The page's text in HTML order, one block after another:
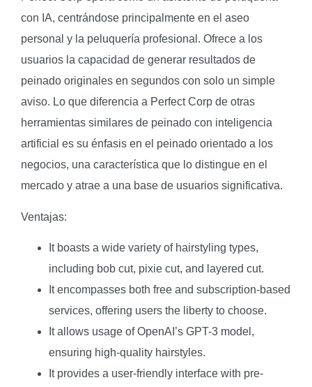
con IA, centrándose principalmente en el aseo
personal y la peluquería profesional. Ofrece a los
usuarios la capacidad de generar resultados de
peinado originales en segundos con solo un simple
aviso. Lo que diferencia a Perfect Corp de otras
herramientas similares de peinado con inteligencia
artificial es su énfasis en el peinado orientado a los
negocios, una característica que lo distingue en el
mercado y atrae a una base de usuarios significativa.
Ventajas:
It boasts a wide variety of hairstyling types,
including bob cut, pixie cut, and layered cut.
It encompasses both free and subscription-based
services, offering users the liberty to choose.
It allows usage of OpenAI’s GPT-3 model,
ensuring high-quality hairstyles.
It provides a user-friendly interface with pre-